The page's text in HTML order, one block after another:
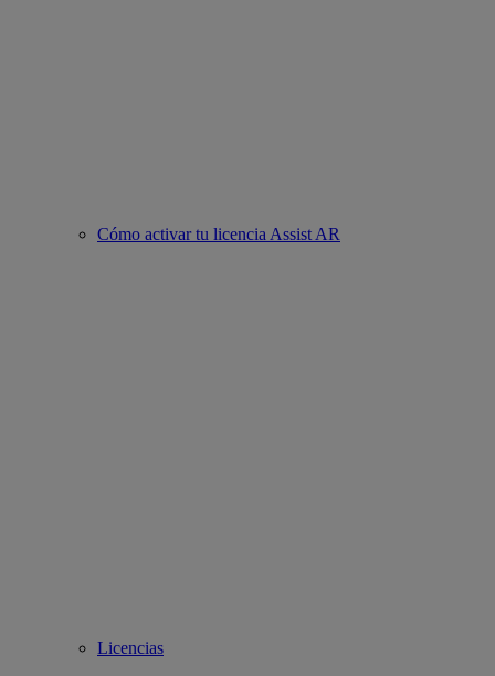
Cómo activar tu licencia Assist AR
Licencias